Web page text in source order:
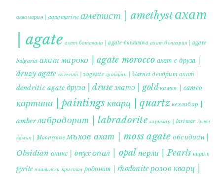
аквамарин | aquamarine аметист | amethystахат
| agate ахат ботсвана | agate botswana ахат българия | agate
bulgaria ахат мароко | agate morocco ахат с друза |
druzy agate вогесит | vogesite гранати | Garnet дендрит ахат |
dendritic agate друза | druse злато | gold камея | cameo
картини | paintings кварц | quartzкехлибар |
amberлабрадорит | labradorite ларимар | larimar лунен
камък | Moonstone мъхов ахат | moss agate обсидиан |
Obsidian оникс | onyxопал | opal перли | Pearls пирит |
pyrite планински кристал родонит | rhodonite розов кварц |